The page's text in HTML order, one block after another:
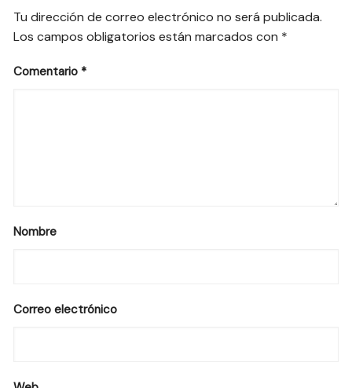
Tu dirección de correo electrónico no será publicada.
Los campos obligatorios están marcados con *
Comentario *
Nombre
Correo electrónico